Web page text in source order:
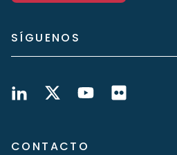
SÍGUENOS
CONTACTO